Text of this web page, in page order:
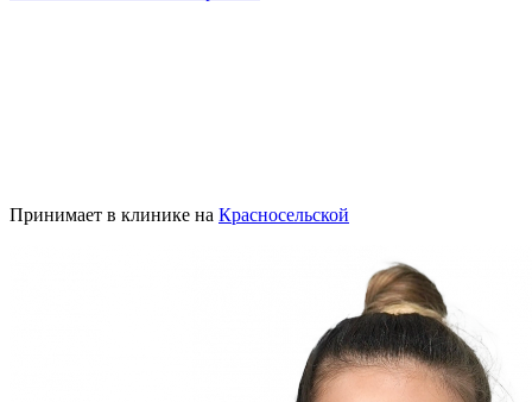
Принимает в клинике на Красносельской